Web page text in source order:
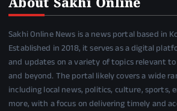
About Sakhi Online
Sakhi Online News is a news portal based in
Established in 2018, it serves as a digital
and updates on a variety of topics relevant
and beyond. The portal likely covers a wide
including local news, politics, culture, sports,
more, with a focus on delivering timely and